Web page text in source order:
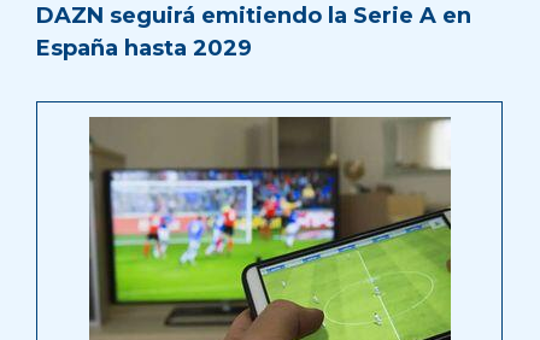
DAZN seguirá emitiendo la Serie A en
España hasta 2029